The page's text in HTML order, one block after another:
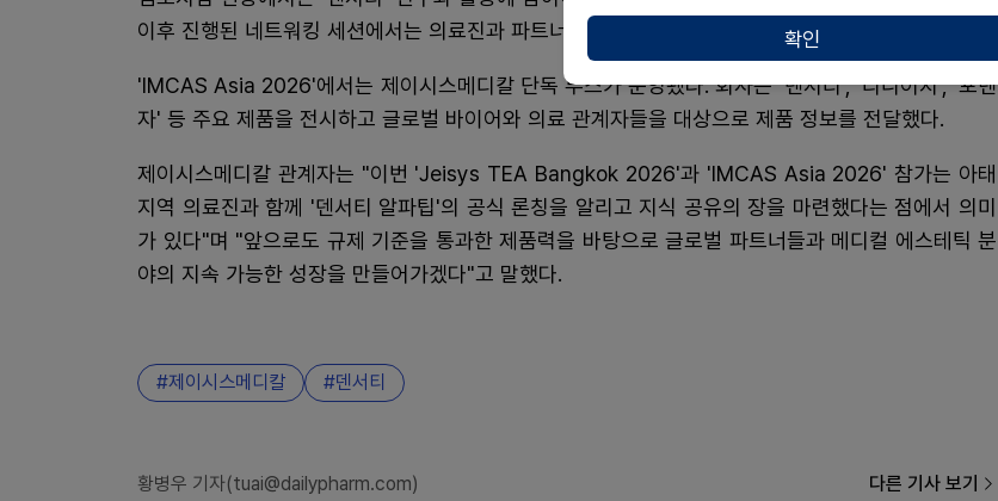
이후 진행된 네트워킹 세션에서는 의료진과 파트너들이 미용의료 시술 경험과 시장 정보를 공유했다.
'IMCAS Asia 2026'에서는 제이시스메디칼 단독 부스가 운영됐다. 회사는 '덴서티', '리니어지', '포텐
자' 등 주요 제품을 전시하고 글로벌 바이어와 의료 관계자들을 대상으로 제품 정보를 전달했다.
제이시스메디칼 관계자는 "이번 'Jeisys TEA Bangkok 2026'과 'IMCAS Asia 2026' 참가는 아태
지역 의료진과 함께 '덴서티 알파팁'의 공식 론칭을 알리고 지식 공유의 장을 마련했다는 점에서 의미
가 있다"며 "앞으로도 규제 기준을 통과한 제품력을 바탕으로 글로벌 파트너들과 메디컬 에스테틱 분
야의 지속 가능한 성장을 만들어가겠다"고 말했다.
제이시스메디칼 덴서티
황병우 기자(tuai@dailypharm.com) 다른 기사 보기
확인